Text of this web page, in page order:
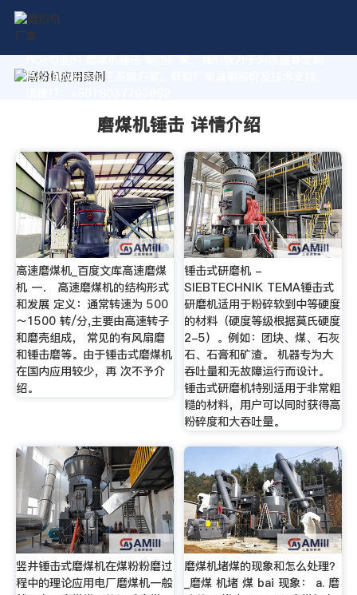
作为专业的 磨煤机锤击 制造厂家，我们致力于为您量身定制
高价值的粉体加工系统方案。获取厂家直销报价及技术支持，
磨煤机锤击 详情介绍
高速磨煤机_百度文库高速磨煤
机 一． 高速磨煤机的结构形式
和发展 定义：通常转速为 500
～1500 转/分,主要由高速转子
和磨壳组成， 常见的有风扇磨
和锤击磨等。由于锤击式磨煤机
在国内应用较少，再 次不予介
绍。
锤击式研磨机 -
SIEBTECHNIK TEMA锤击式
研磨机适用于粉碎软到中等硬度
的材料（硬度等级根据莫氏硬度
2-5）。例如：团块、煤、石灰
石、石膏和矿渣。 机器专为大
吞吐量和无故障运行而设计。
锤击式研磨机特别适用于非常粗
糙的材料，用户可以同时获得高
粉碎度和大吞吐量。
竖井锤击式磨煤机在煤粉粉磨过
程中的理论应用电厂磨煤机一般
磨煤机堵煤的现象和怎么处理？
_磨煤 机堵 煤 bai 现象： a. 磨